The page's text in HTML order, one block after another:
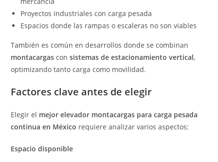
Proyectos industriales con carga pesada
Espacios donde las rampas o escaleras no son viables
También es común en desarrollos donde se combinan
montacargas consistemas de estacionamiento vertical,
optimizando tanto carga como movilidad.
Factores clave antes de elegir
Elegir el mejor elevador montacargas para carga pesada
continua en México requiere analizar varios aspectos:
Espacio disponible